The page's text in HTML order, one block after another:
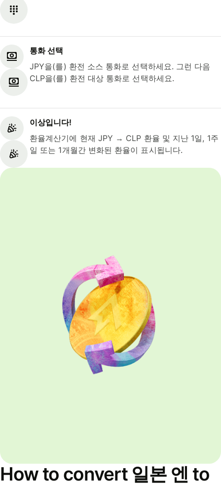
통화 선택
JPY을(를) 환전 소스 통화로 선택하세요. 그런 다음
CLP을(를) 환전 대상 통화로 선택하세요.
이상입니다!
환율계산기에 현재 JPY → CLP 환율 및 지난 1일, 1주
일 또는 1개월간 변화된 환율이 표시됩니다.
How to convert 일본 엔 to